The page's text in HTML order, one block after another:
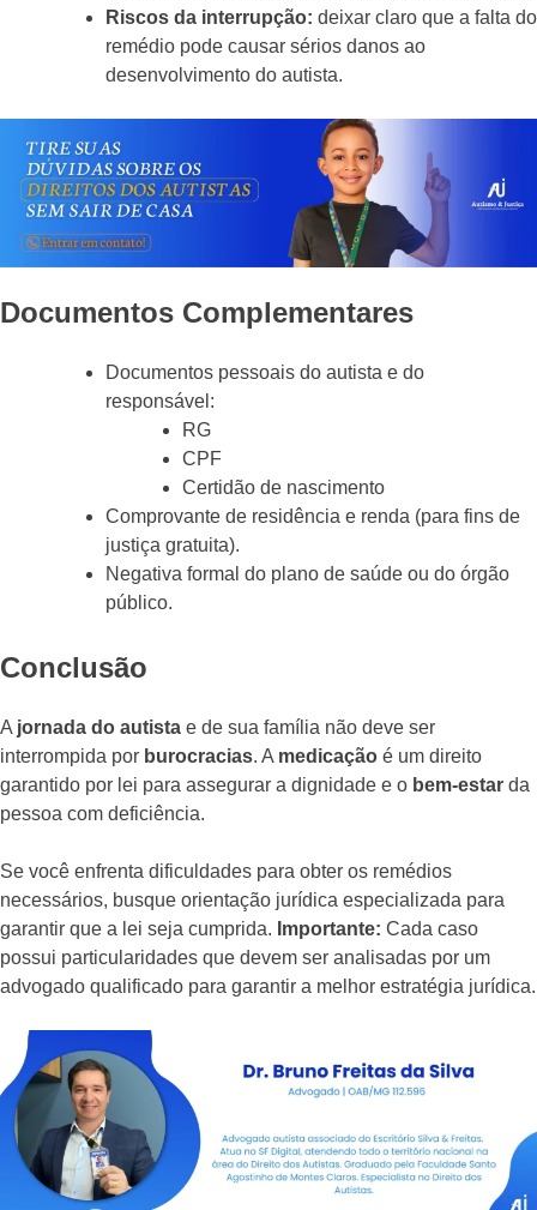
Riscos da interrupção: deixar claro que a falta do
remédio pode causar sérios danos ao
desenvolvimento do autista.
Documentos Complementares
Documentos pessoais do autista e do
responsável:
RG
CPF
Certidão de nascimento
Comprovante de residência e renda (para fins de
justiça gratuita).
Negativa formal do plano de saúde ou do órgão
público.
Conclusão
A jornada do autista e de sua família não deve ser
interrompida por burocracias. A medicação é um direito
garantido por lei para assegurar a dignidade e o bem-estar da
pessoa com deficiência.
Se você enfrenta dificuldades para obter os remédios
necessários, busque orientação jurídica especializada para
garantir que a lei seja cumprida. Importante: Cada caso
possui particularidades que devem ser analisadas por um
advogado qualificado para garantir a melhor estratégia jurídica.